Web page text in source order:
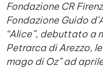
Fondazione CR
Fondazione Guido
“Alice”, debuttato a
Petrarca di Arezzo,
mago di Oz” ad